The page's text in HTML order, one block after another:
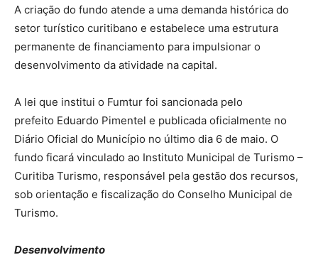
A criação do fundo atende a uma demanda histórica do
setor turístico curitibano e estabelece uma estrutura
permanente de financiamento para impulsionar o
desenvolvimento da atividade na capital.
A lei que institui o Fumtur foi sancionada pelo
prefeito Eduardo Pimentel e publicada oficialmente no
Diário Oficial do Município no último dia 6 de maio. O
fundo ficará vinculado ao Instituto Municipal de Turismo –
Curitiba Turismo, responsável pela gestão dos recursos,
sob orientação e fiscalização do Conselho Municipal de
Turismo.
Desenvolvimento